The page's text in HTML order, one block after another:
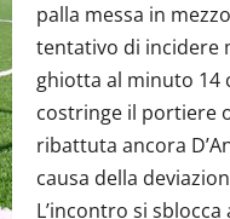
palla messa in
tentativo di incidere
ghiotta al minuto 14
costringe il portiere
ribattuta ancora
causa della
L’incontro si